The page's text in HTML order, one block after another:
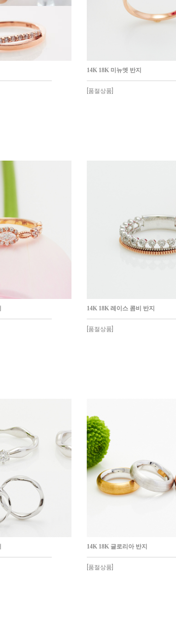
14K 18K 미뉴엣 반지
[품절상품]
14K 18K 레이스 콤비 반지
[품절상품]
14K 18K 글로리아 반지
[품절상품]